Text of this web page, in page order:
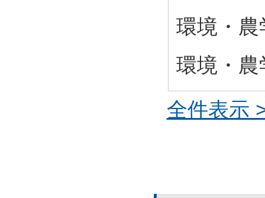
環境・
環境・
全件表示